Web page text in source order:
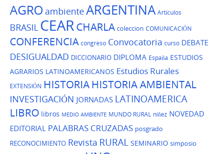
AGRO ambienteARGENTINA Artículos
BRASIL CEARCHARLA coleccion COMUNICACIÓN
CONFERENCIA congreso Convocatoria curso DEBATE
DESIGUALDAD DICCIONARIO DIPLOMA España ESTUDIOS
AGRARIOS LATINOAMERICANOS Estudios Rurales
EXTENSIÓN HISTORIA HISTORIA AMBIENTAL
INVESTIGACIÓN JORNADAS LATINOAMERICA
LIBRO libros MEDIO AMBIENTE MUNDO RURAL niñez NOVEDAD
EDITORIAL PALABRAS CRUZADAS posgrado
RECONOCIMIENTO Revista RURAL SEMINARIO simposio